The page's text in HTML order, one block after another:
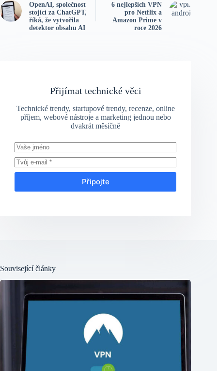
OpenAI, společnost
stojící za ChatGPT,
říká, že vytvořila
detektor obsahu AI
6 nejlepších VPN
pro Netflix a
Amazon Prime v
roce 2026
Přijímat technické věci
Technické trendy, startupové trendy, recenze, online
příjem, webové nástroje a marketing jednou nebo
dvakrát měsíčně
Připojte
Související články